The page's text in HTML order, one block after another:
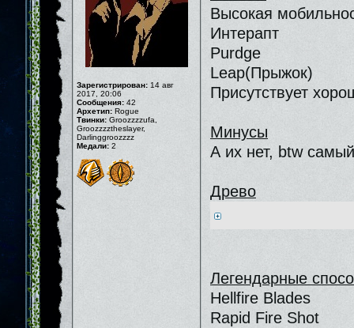
Зарегистрирован: 14 авг
2017, 20:06
Сообщения: 42
Архетип: Rogue
Твинки: Groozzzzufa,
Groozzzztheslayer,
Darlinggroozzzz
Медали: 2
Высокая
Интерапт
Purdge
Leap(Прыжок)
Присутствует
Минусы
А их нет, btw
Древо
Легендарные
Hellfire Blades
Rapid Fire Shot